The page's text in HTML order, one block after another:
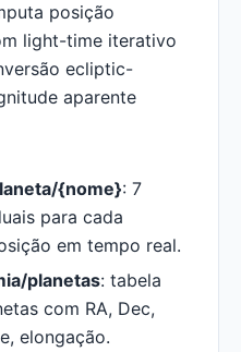
posição
light-time iterativo
ecliptic-
aparente
{nome}: 7
para cada
em tempo real.
planetas: tabela
com RA, Dec,
elongação.